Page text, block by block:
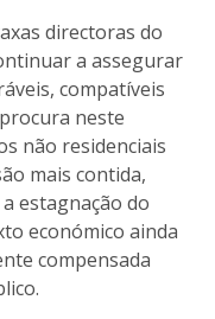
directoras do
a assegurar
compatíveis
neste
não residenciais
mais contida,
estagnação do
económico ainda
compensada